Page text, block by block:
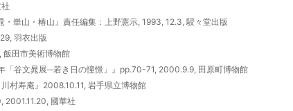
崋山・椿山』責任編集：上野憲示, 1993, 12.3, 駸々堂出版
羽衣出版
田市美術博物館
「谷文晁展─若き日の憧憬」』pp.70-71, 2000.9.9, 田原町博物館
村寿庵』2008.10.11, 岩手県立博物館
國華社